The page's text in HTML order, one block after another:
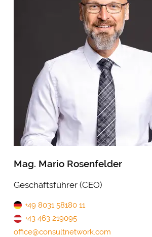
Mag. Mario Rosenfelder
Geschäftsführer (CEO)
+49 8031 58180 11
+43 463 219095
office@consultnetwork.com